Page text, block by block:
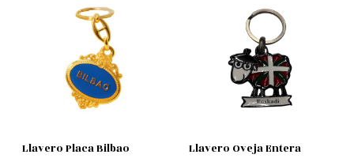
Llavero Placa Bilbao Llavero Oveja Entera